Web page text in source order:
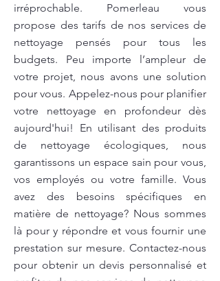
irréprochable. Pomerleau vous
propose des tarifs de nos services de
nettoyage pensés pour tous les
budgets. Peu importe l’ampleur de
votre projet, nous avons une solution
pour vous. Appelez-nous pour planifier
votre nettoyage en profondeur dès
aujourd'hui! En utilisant des produits
de nettoyage écologiques, nous
garantissons un espace sain pour vous,
vos employés ou votre famille. Vous
avez des besoins spécifiques en
matière de nettoyage? Nous sommes
là pour y répondre et vous fournir une
prestation sur mesure. Contactez-nous
pour obtenir un devis personnalisé et